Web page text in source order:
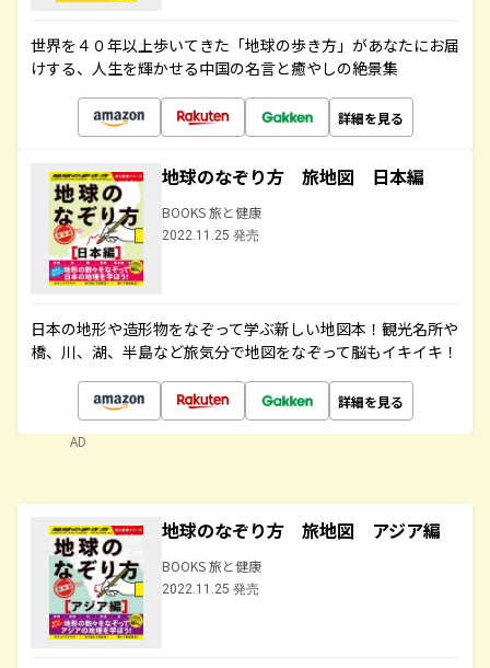
世界を４０年以上歩いてきた「地球の歩き方」があなたにお届
けする、人生を輝かせる中国の名言と癒やしの絶景集
詳細を見る
地球のなぞり方 旅地図 日本編
BOOKS 旅と健康
2022.11.25 発売
日本の地形や造形物をなぞって学ぶ新しい地図本！観光名所や
橋、川、湖、半島など旅気分で地図をなぞって脳もイキイキ！
詳細を見る
AD
地球のなぞり方 旅地図 アジア編
BOOKS 旅と健康
2022.11.25 発売